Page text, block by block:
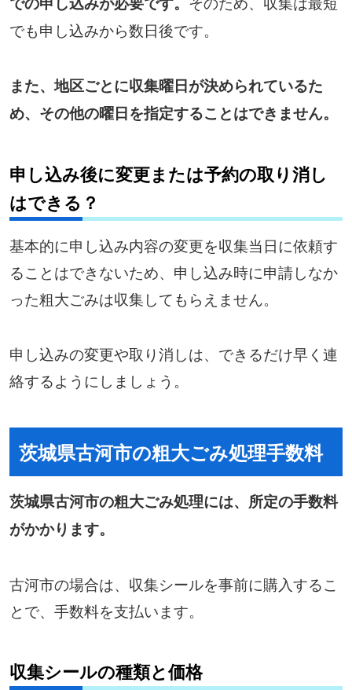
でも申し込みから数日後です。
また、地区ごとに収集曜日が決められているた
め、その他の曜日を指定することはできません。
申し込み後に変更または予約の取り消し
はできる？
基本的に申し込み内容の変更を収集当日に依頼す
ることはできないため、申し込み時に申請しなか
った粗大ごみは収集してもらえません。
申し込みの変更や取り消しは、できるだけ早く連
絡するようにしましょう。
茨城県古河市の粗大ごみ処理手数料
茨城県古河市の粗大ごみ処理には、所定の手数料
がかかります。
古河市の場合は、収集シールを事前に購入するこ
とで、手数料を支払います。
収集シールの種類と価格